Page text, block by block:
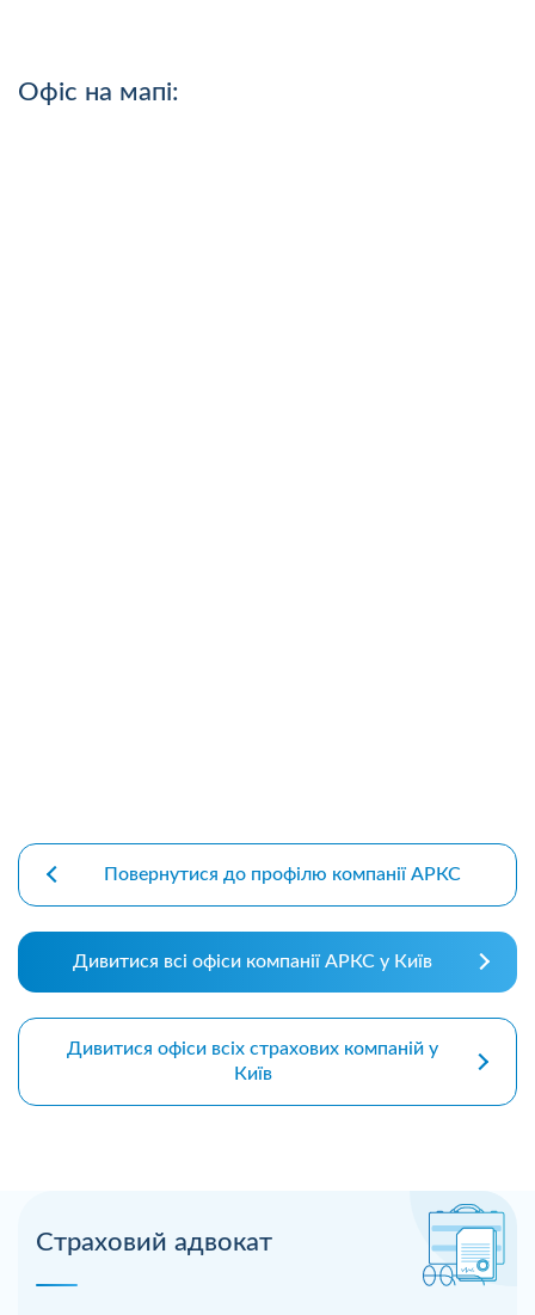
Страховий адвокат
Офіс на мапі:
Повернутися до профілю компанії АРКС
Дивитися всі офіси компанії АРКС у Київ
Дивитися офіси всіх страхових компаній у
Київ